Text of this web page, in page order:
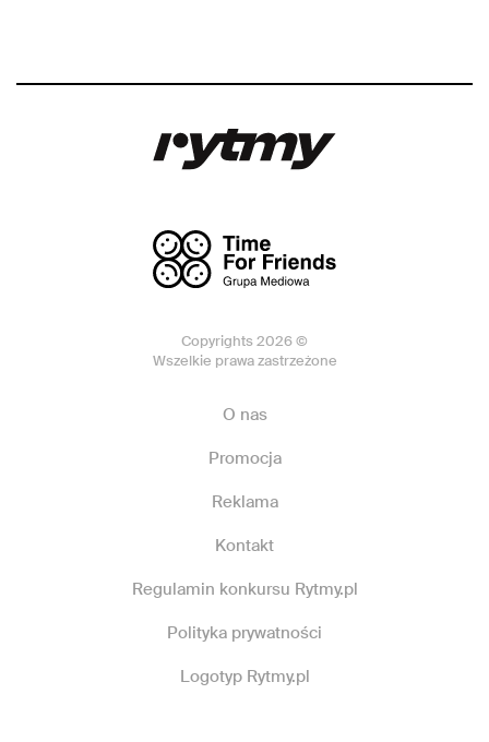
Copyrights 2026 ©
Wszelkie prawa zastrzeżone
O nas
Promocja
Reklama
Kontakt
Regulamin konkursu Rytmy.pl
Polityka prywatności
Logotyp Rytmy.pl